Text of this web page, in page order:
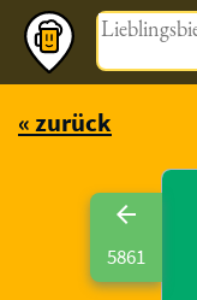
« zurück
5861